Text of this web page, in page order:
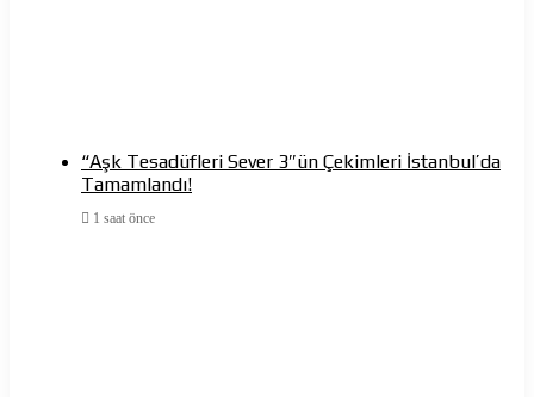
“Aşk Tesadüfleri Sever 3″ün Çekimleri İstanbul’da
Tamamlandı!
1 saat önce